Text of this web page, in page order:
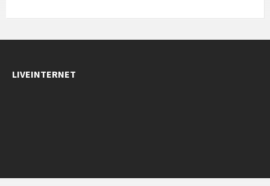
LIVEINTERNET